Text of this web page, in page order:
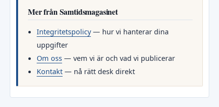
Mer från Samtidsmagasinet
Integritetspolicy— hur vi hanterar dina
uppgifter
Om oss — vem vi är och vad vi publicerar
Kontakt — nå rätt desk direkt